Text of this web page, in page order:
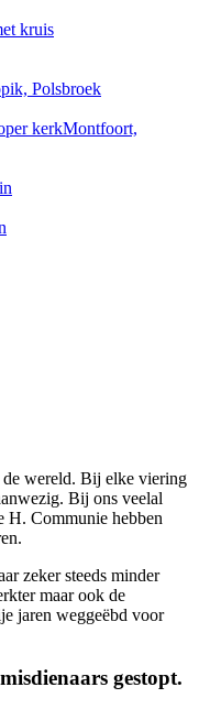
Polsbroek
kerkMontfoort,
de wereld. Bij elke viering
Bij ons veelal
H. Communie hebben
zeker steeds minder
maar ook de
jaren weggeëbd voor
gestopt.